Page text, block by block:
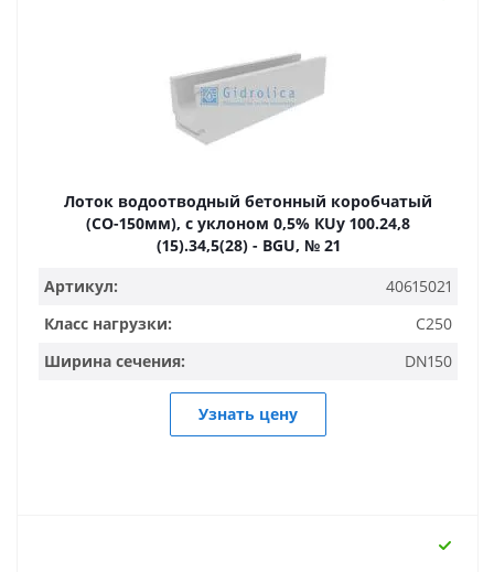
Лоток водоотводный бетонный коробчатый
(СО-150мм), с уклоном 0,5% КUу 100.24,8
(15).34,5(28) - BGU, № 21
Артикул:
40615021
Класс нагрузки:
C250
Ширина сечения:
DN150
Узнать цену